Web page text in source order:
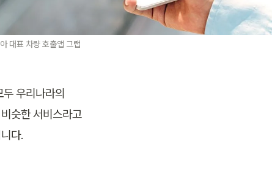
대표 차량 호출앱 그랩
우리나라의
슷한 서비스라고
다.